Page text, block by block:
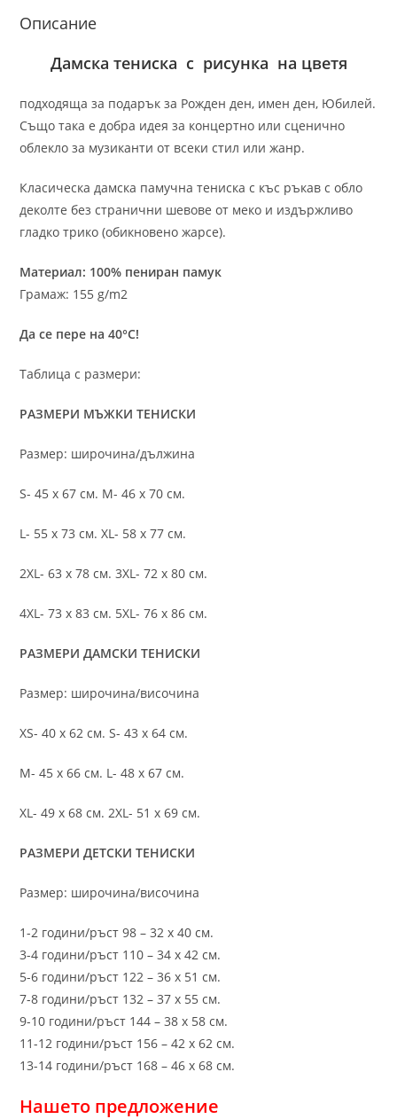
Описание
Дамска тениска с рисунка на цветя
подходяща за подарък за Рожден ден, имен ден, Юбилей.
Също така е добра идея за концертно или сценично
облекло за музиканти от всеки стил или жанр.
Класическа дамска памучна тениска с къс ръкав с обло
деколте без странични шевове от меко и издържливо
гладко трико (обикновено жарсе).
Материал: 100% пениран памук
Грамаж: 155 g/m2
Да се пере на 40°C!
Таблица с размери:
РАЗМЕРИ МЪЖКИ ТЕНИСКИ
Размер: широчина/дължина
S- 45 х 67 см. M- 46 х 70 см.
L- 55 х 73 см. XL- 58 х 77 см.
2XL- 63 х 78 см. 3XL- 72 х 80 см.
4XL- 73 х 83 см. 5XL- 76 х 86 см.
РАЗМЕРИ ДАМСКИ ТЕНИСКИ
Размер: широчина/височина
XS- 40 х 62 см. S- 43 х 64 см.
M- 45 х 66 см. L- 48 х 67 см.
XL- 49 х 68 см. 2XL- 51 х 69 см.
РАЗМЕРИ ДЕТСКИ ТЕНИСКИ
Размер: широчина/височина
1-2 години/ръст 98 – 32 х 40 см.
3-4 години/ръст 110 – 34 х 42 см.
5-6 години/ръст 122 – 36 х 51 см.
7-8 години/ръст 132 – 37 х 55 см.
9-10 години/ръст 144 – 38 х 58 см.
11-12 години/ръст 156 – 42 x 62 см.
13-14 години/ръст 168 – 46 х 68 см.
Нашето предложение